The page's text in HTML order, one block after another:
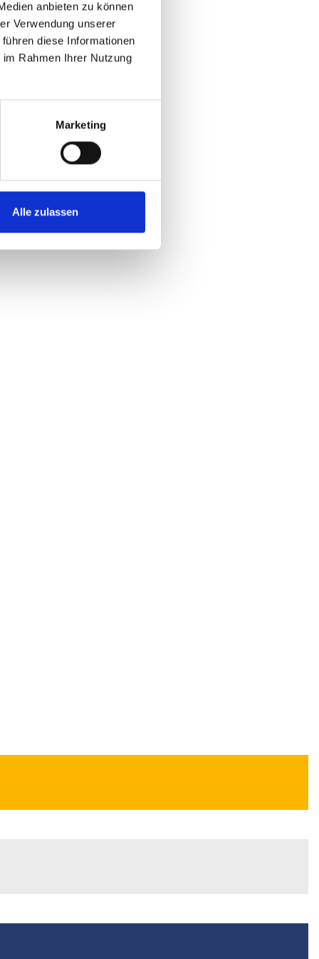
anbieten zu können
Verwendung unserer
diese Informationen
Rahmen Ihrer Nutzung
Marketing
Alle zulassen